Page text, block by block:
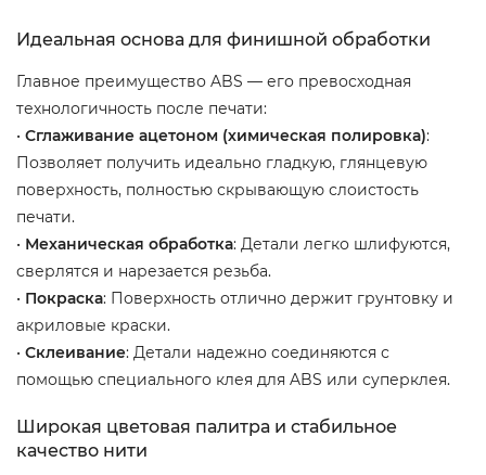
Идеальная основа для финишной обработки
Главное преимущество ABS — его превосходная
технологичность после печати:
• Сглаживание ацетоном (химическая полировка):
Позволяет получить идеально гладкую, глянцевую
поверхность, полностью скрывающую слоистость
печати.
• Механическая обработка: Детали легко шлифуются,
сверлятся и нарезается резьба.
• Покраска: Поверхность отлично держит грунтовку и
акриловые краски.
• Склеивание: Детали надежно соединяются с
помощью специального клея для ABS или суперклея.
Широкая цветовая палитра и стабильное
качество нити